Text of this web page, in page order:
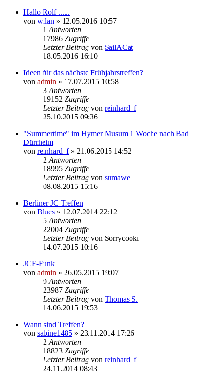
Hallo Rolf ......
von wilan » 12.05.2016 10:57
1 Antworten
17986 Zugriffe
Letzter Beitrag von SailACat
18.05.2016 16:10
Ideen für das nächste Frühjahrstreffen?
von admin » 17.07.2015 10:58
3 Antworten
19152 Zugriffe
Letzter Beitrag von reinhard_f
25.10.2015 09:36
"Summertime" im Hymer Musum 1 Woche nach Bad
Dürrheim
von reinhard_f» 21.06.2015 14:52
2 Antworten
18995 Zugriffe
Letzter Beitrag von sumawe
08.08.2015 15:16
Berliner JC Treffen
von Blues » 12.07.2014 22:12
5 Antworten
22004 Zugriffe
Letzter Beitrag von Sorrycooki
14.07.2015 10:16
JCF-Funk
von admin » 26.05.2015 19:07
9 Antworten
23987 Zugriffe
Letzter Beitrag von Thomas S.
14.06.2015 19:53
Wann sind Treffen?
von sabine1485 » 23.11.2014 17:26
2 Antworten
18823 Zugriffe
Letzter Beitrag von reinhard_f
24.11.2014 08:43